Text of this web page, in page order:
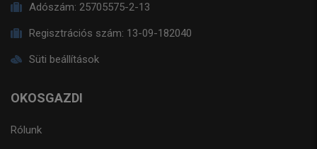
Adószám: 25705575-2-13
Regisztrációs szám: 13-09-182040
Süti beállítások
OKOSGAZDI
Rólunk